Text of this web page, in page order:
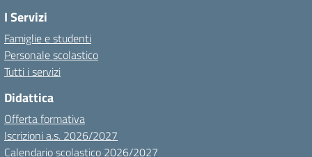
I Servizi
Famiglie e studenti
Personale scolastico
Tutti i servizi
Didattica
Offerta formativa
Iscrizioni a.s. 2026/2027
Calendario scolastico 2026/2027